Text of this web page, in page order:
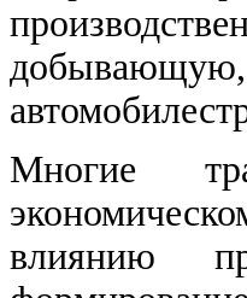
Многие
влиянию